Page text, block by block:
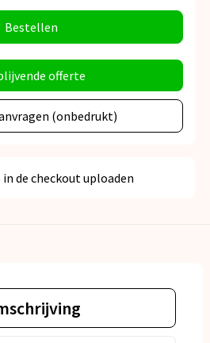
Bestellen
offerte
(onbedrukt)
de checkout uploaden